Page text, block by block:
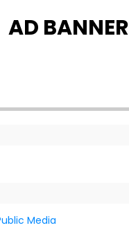
AD BANNER
Media